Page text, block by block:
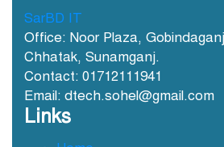
গ্রেফতার
ছাতক সিমেন্ট
SarBD IT
Office: Noor Plaza, Gobindaganj
Chhatak, Sunamganj.
Contact: 01712111941
Email: dtech.sohel@gmail.com
Links